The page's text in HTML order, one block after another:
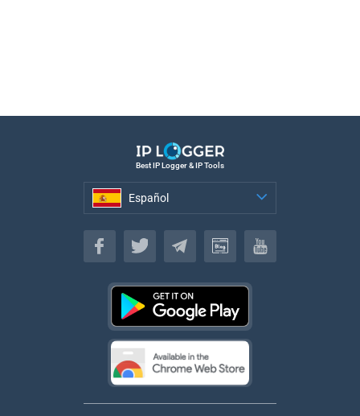
Best IP Logger & IP Tools
Español
Español